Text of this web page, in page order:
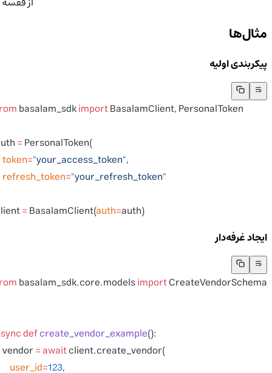
مثال‌ها
پیکربندی اولیه
from basalam_sdk import BasalamClient, PersonalToken
auth = PersonalToken(
    token
="your_access_token"
    refresh_token
="your_refresh_token"
client = BasalamClient(auth=auth)
ایجاد غرفه‌دار
from basalam_sdk.core.models import CreateVendorSchema
async def create_vendor_example():
    vendor
= await client.create_vendor(
        user_id
=123